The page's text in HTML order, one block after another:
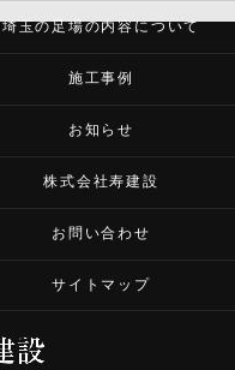
埼玉の足場の内容について
施工事例
お知らせ
株式会社寿建設
お問い合わせ
サイトマップ